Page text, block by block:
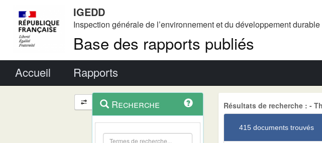
IGEDD
Inspection générale de l’environnement et du développement durable
Base des rapports publiés
Accueil Rapports
Navigation
et
outils
contextuel
Recherche Résultats de recherche : -
415 documents trouvés